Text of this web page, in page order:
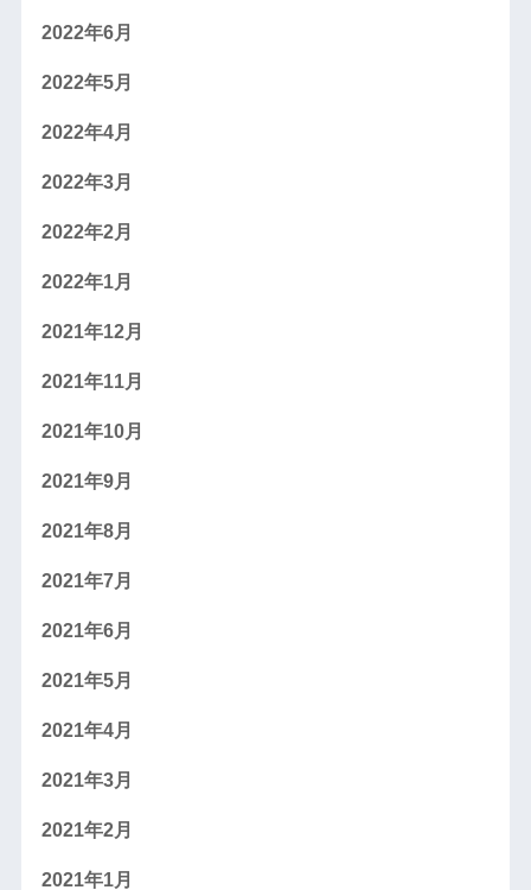
2022年6月
2022年5月
2022年4月
2022年3月
2022年2月
2022年1月
2021年12月
2021年11月
2021年10月
2021年9月
2021年8月
2021年7月
2021年6月
2021年5月
2021年4月
2021年3月
2021年2月
2021年1月